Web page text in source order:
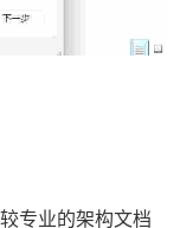
专业的架构文档